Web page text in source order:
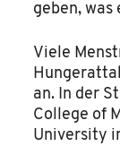
geben, was
Viele
an. In der
College of
University